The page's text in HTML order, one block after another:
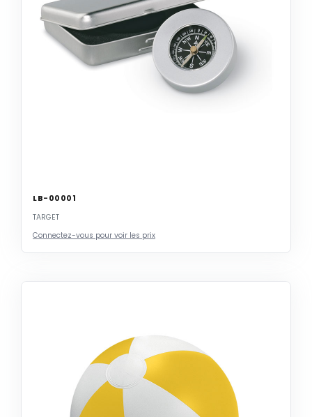
LB-00001
TARGET
Connectez-vous pour voir les prix